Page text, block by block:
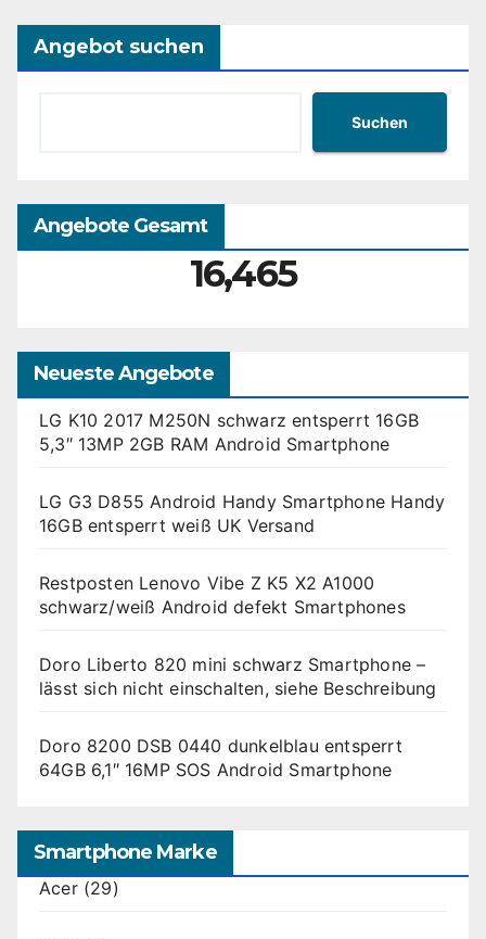
Angebot suchen
Suchen
Angebote Gesamt
16,465
Neueste Angebote
LG K10 2017 M250N schwarz entsperrt 16GB
5,3″ 13MP 2GB RAM Android Smartphone
LG G3 D855 Android Handy Smartphone Handy
16GB entsperrt weiß UK Versand
Restposten Lenovo Vibe Z K5 X2 A1000
schwarz/weiß Android defekt Smartphones
Doro Liberto 820 mini schwarz Smartphone –
lässt sich nicht einschalten, siehe Beschreibung
Doro 8200 DSB 0440 dunkelblau entsperrt
64GB 6,1″ 16MP SOS Android Smartphone
Smartphone Marke
Acer(29)